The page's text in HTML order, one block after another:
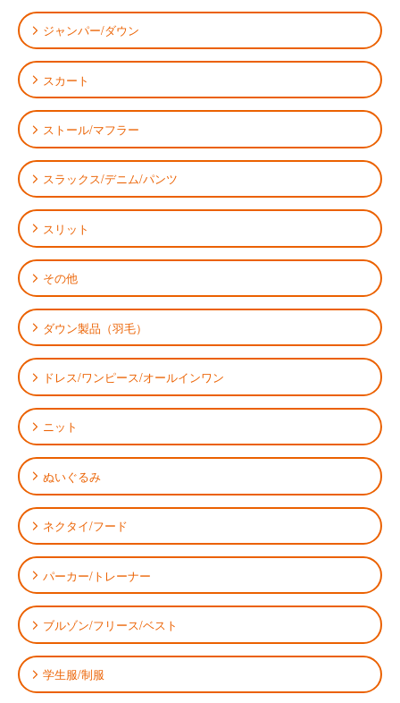
ジャンパー/ダウン
スカート
ストール/マフラー
スラックス/デニム/パンツ
スリット
その他
ダウン製品（羽毛）
ドレス/ワンピース/オールインワン
ニット
ぬいぐるみ
ネクタイ/フード
パーカー/トレーナー
ブルゾン/フリース/ベスト
学生服/制服